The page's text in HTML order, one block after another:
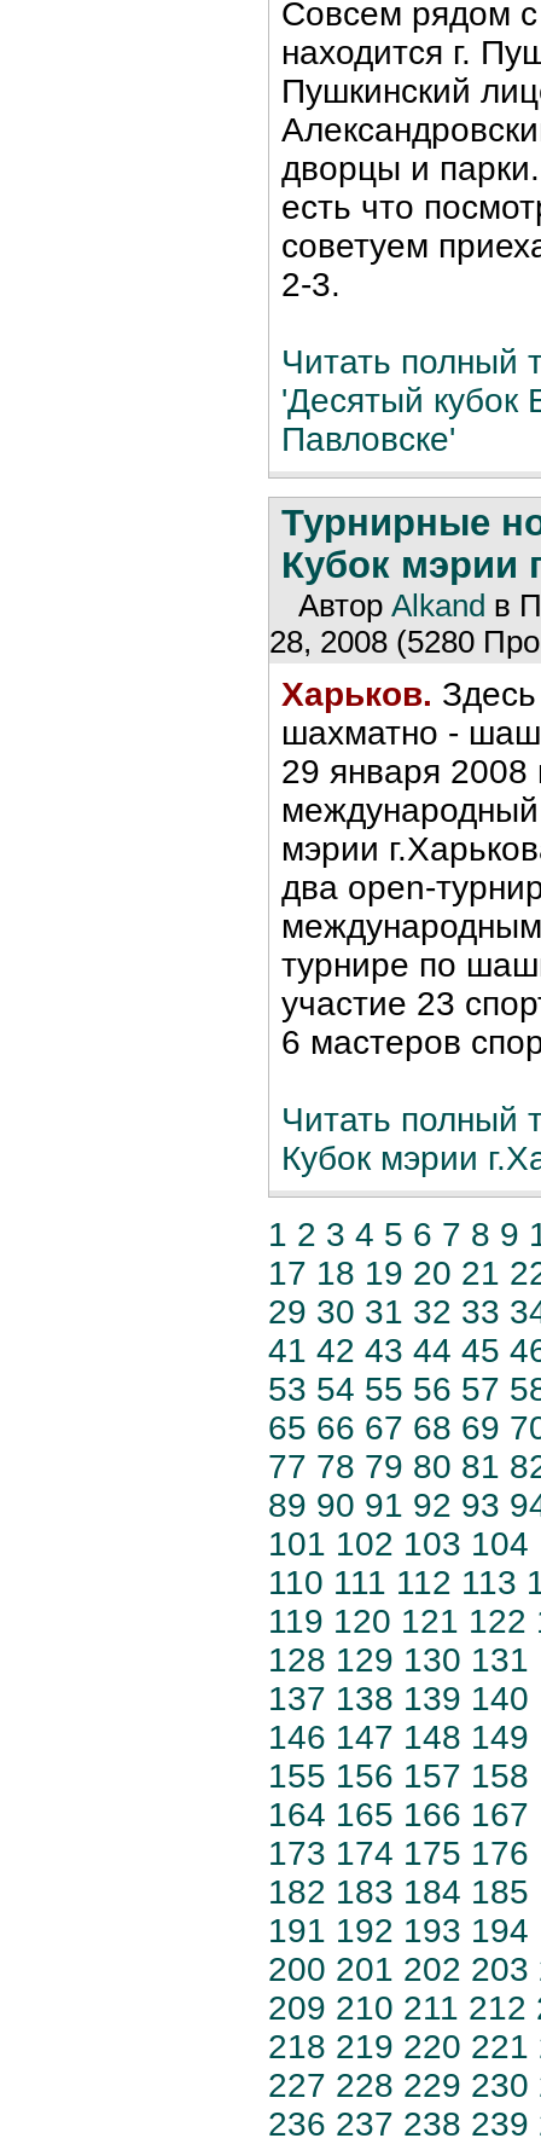
Совсем рядом
находится г.
Пушкинский
дворцы и
есть что
советуем
2-3.
Читать полный
'Десятый кубок
Павловске'
Турнирные
Кубок мэрии
Автор Alkand в
28, 2008 (5280
Харьков.
шахматно -
29 января 2008
мэрии
два open-
турнире по
участие 23
6 мастеров
Читать полный
Кубок мэрии
1 2 3 4 5 6 7 8 9
17 18 19 20 21
29 30 31 32 33
41 42 43 44 45
53 54 55 56 57
65 66 67 68 69
77 78 79 80 81
89 90 91 92 93
101 102 103 104
110 111 112 113
119 120 121 122
128 129 130 131
137 138 139 140
146 147 148 149
155 156 157 158
164 165 166 167
173 174 175 176
182 183 184 185
191 192 193 194
200 201 202 203
209 210 211 212
218 219 220 221
227 228 229 230
236 237 238 239